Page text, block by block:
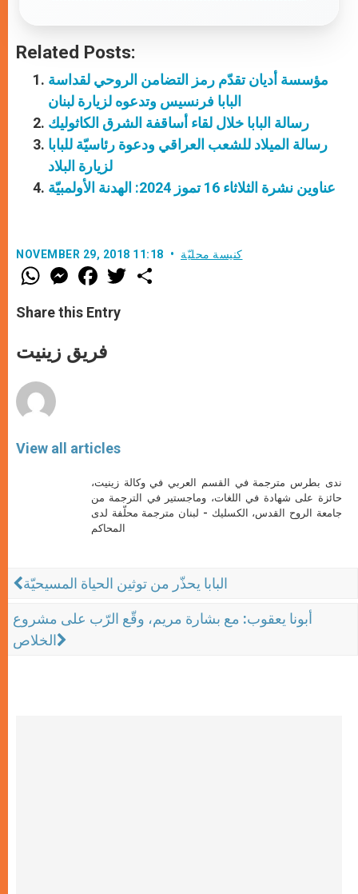
Related Posts:
مؤسسة أديان تقدّم رمز التضامن الروحي لقداسة
البابا فرنسيس وتدعوه لزيارة لبنان
رسالة البابا خلال لقاء أساقفة الشرق الكاثوليك
رسالة الميلاد للشعب العراقي ودعوة رئاسيّة للبابا
لزيارة البلاد
عناوين نشرة الثلاثاء 16 تموز 2024: الهدنة الأولمبيّة
NOVEMBER 29, 2018 11:18 كنيسة محليّة
W
h
t
s
p
p
M
e
s
e
g
e
F
a
e
b
o
k
w
Share this Entry
فريق زينيت
View all articles
ندى بطرس مترجمة في القسم العربي في وكالة زينيت،
حائزة على شهادة في اللغات، وماجستير في الترجمة من
جامعة الروح القدس، الكسليك - لبنان مترجمة محلّفة لدى
المحاكم
البابا يحذّر من توثين الحياة المسيحيّة
أبونا يعقوب: مع بشارة مريم، وقّع الرّب على مشروع
الخلاص